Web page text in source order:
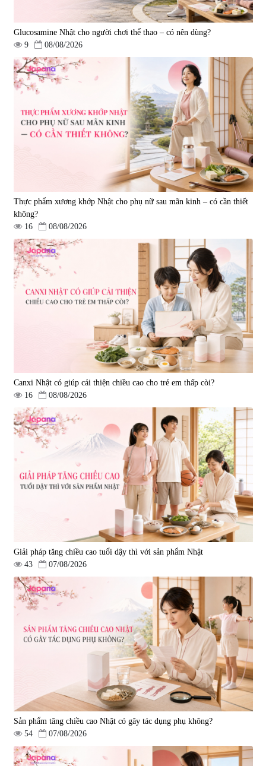
Nước uống Collagen Shinnippai
Top 5.000mg (Hộp 10 chai x
| 128.720
693.000 đ
Glucosamine Nhật cho người chơi thể thao – có nên dùng?
9
08/08/2026
Thực phẩm xương khớp Nhật cho phụ nữ sau mãn kinh – có cần thiết
không?
16
08/08/2026
Canxi Nhật có giúp cải thiện chiều cao cho trẻ em thấp còi?
16
08/08/2026
Giải pháp tăng chiều cao tuổi dậy thì với sản phẩm Nhật
43
07/08/2026
Sản phẩm tăng chiều cao Nhật có gây tác dụng phụ không?
54
07/08/2026